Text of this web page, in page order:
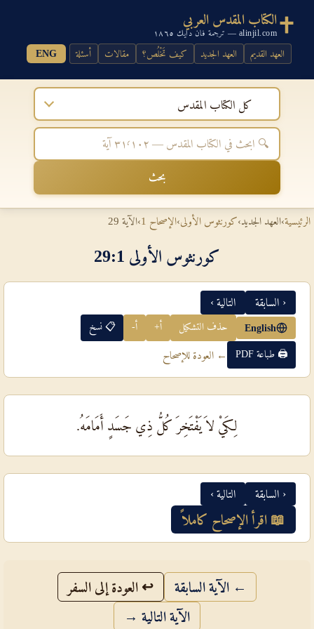
الكتاب المقدس العربي
alinjil.com — ترجمة فان دايك ١٨٦٥
العهد القديم العهد الجديد كيف تَخْلُص؟ مقالات أسئلة ENG
كل الكتاب المقدس
بحث
الرئيسية›العهد الجديد›كورنثوس الأولى›الإصحاح 1 ›الآية 29
كورنثوس الأولى 1‏:‏29
‹ السابقة التالية ›
English حذف التشكيل أ+ أ- 📋 نسخ
🖨 طباعة PDF ← العودة للإصحاح
لِكَيْ لاَ يَفْتَخِرَ كُلُّ ذِي جَسَدٍ أَمَامَهُ.
‹ السابقة التالية ›
📖 اقرأ الإصحاح كاملاً
← الآية السابقة
↩ العودة إلى السفر
الآية التالية →